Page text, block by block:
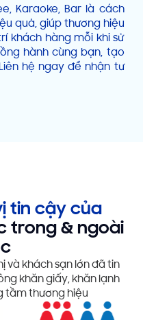
Karaoke, Bar là cách
quả, giúp thương hiệu
khách hàng mỗi khi sử
hành cùng bạn, tạo
hệ ngay để nhận tư
tin cậy của
trong & ngoài
và khách sạn lớn đã tin
khăn giấy, khăn lạnh
tầm thương hiệu